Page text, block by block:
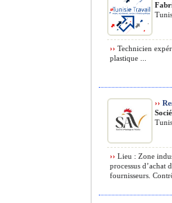
›› Technicien
plastique ...
››
›› Lieu : Zone
processus d’achat
fournisseurs.